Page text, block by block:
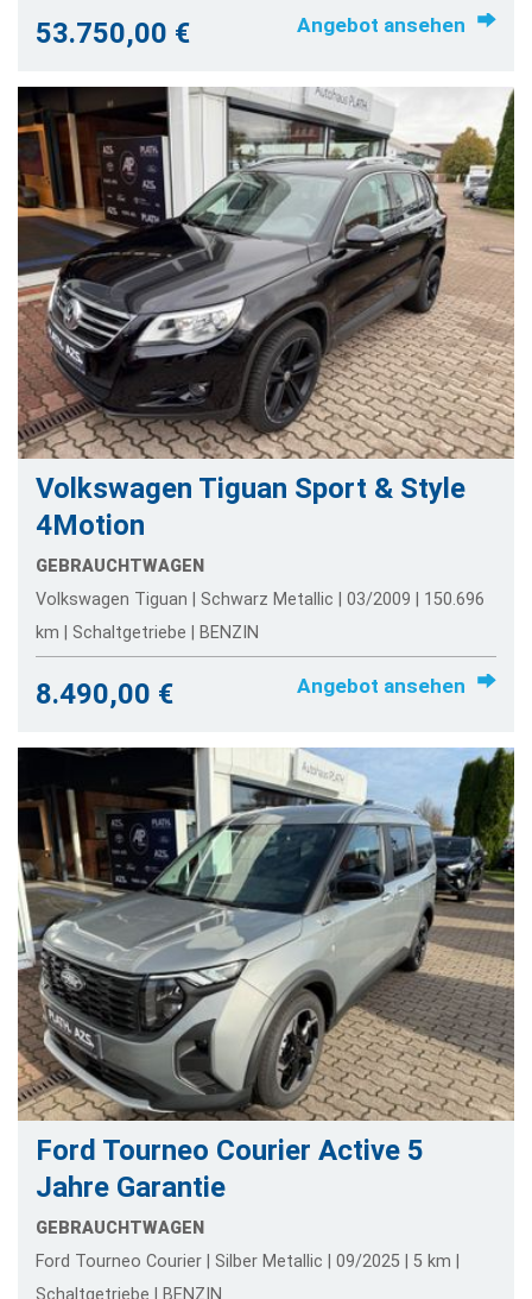
53.750,00 € Angebot ansehen
Volkswagen Tiguan Sport & Style
4Motion
GEBRAUCHTWAGEN
Volkswagen Tiguan | Schwarz Metallic | 03/2009 | 150.696
km | Schaltgetriebe | BENZIN
8.490,00 € Angebot ansehen
Ford Tourneo Courier Active 5
Jahre Garantie
GEBRAUCHTWAGEN
Ford Tourneo Courier | Silber Metallic | 09/2025 | 5 km |
Schaltgetriebe | BENZIN